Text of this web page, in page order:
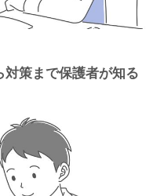
策まで保護者が知る